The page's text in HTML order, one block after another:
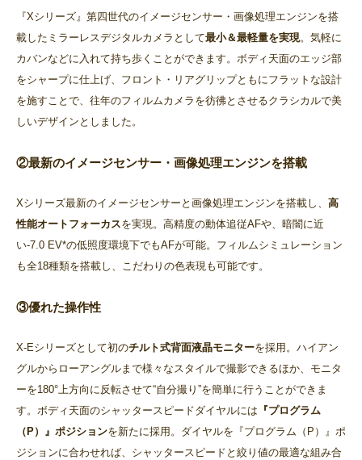
『Xシリーズ』第四世代のイメージセンサー・画像処理エンジンを搭
載したミラーレスデジタルカメラとして最小＆最軽量を実現。気軽に
カバンなどに入れて持ち歩くことができます。ボディ天面のエッジ部
をシャープに仕上げ、フロント・リアグリップともにフラットな設計
を施すことで、往年のフィルムカメラを彷彿とさせるクラシカルで美
しいデザインとしました。
②最新のイメージセンサー・画像処理エンジンを搭載
Xシリーズ最新のイメージセンサーと画像処理エンジンを搭載し、 高
性能オートフォーカスを実現。高精度の動体追従AFや、暗闇に近
い-7.0 EV*の低照度環境下でもAFが可能。フィルムシミュレーション
も全18種類を搭載し、こだわりの色表現も可能です。
③優れた操作性
X-Eシリーズとして初のチルト式背面液晶モニターを採用。ハイアン
グルからローアングルまで様々なスタイルで撮影できるほか、モニタ
ーを180°上方向に反転させて“自分撮り”を簡単に行うことができま
す。ボディ天面のシャッタースピードダイヤルには 『プログラム
（P）』ポジションを新たに採用。ダイヤルを『プログラム（P）』ポ
ジションに合わせれば、シャッタースピードと絞り値の最適な組み合